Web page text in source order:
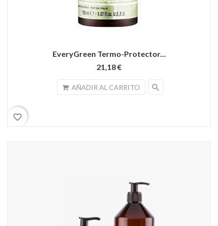
EveryGreen Termo-Protector...
21,18 €
AÑADIR AL CARRITO search
favorite_border